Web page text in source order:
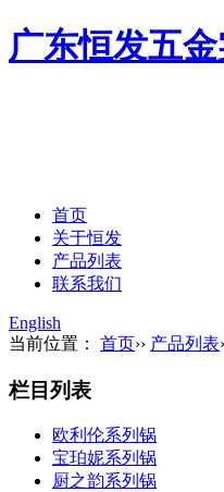
广东恒发五
首页
关于恒发
产品列表
联系我们
English
当前位置： 首页›› 产品列表
栏目列表
欧利伦系列锅
宝珀妮系列锅
厨之韵系列锅